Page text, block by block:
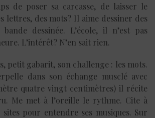
de poser sa carcasse, de laisser le
lettres, des mots? Il aime dessiner des
dessinée. L’école, il n’est pas
L’intérêt? N’en sait rien.
petit gabarit, son challenge : les mots.
dans son échange musclé avec
quatre vingt centimètres) il récite
Me met à l’oreille le rythme. Cite à
sites pour entendre ses musiques. Sur